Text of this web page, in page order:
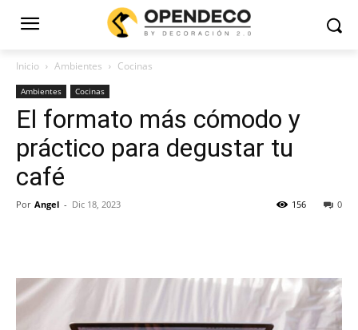
Inicio Ambientes Cocinas
Ambientes Cocinas
El formato más cómodo y
práctico para degustar tu
café
Por Angel - Dic 18, 2023 0
156